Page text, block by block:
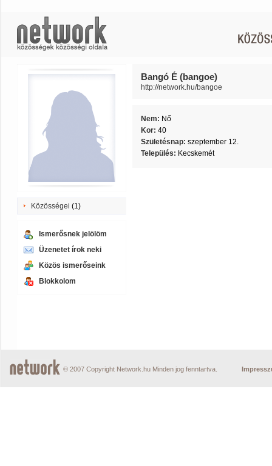
Közösségei (1)
Ismerősnek jelölöm
Üzenetet írok neki
Közös ismerőseink
Blokkolom
Bangó É (bangoe)
http://network.hu/bangoe
Nem: Nő
Kor: 40
Születésnap: szeptember 12.
Település: Kecskemét
© 2007 Copyright Network.hu Minden jog fenntartva.